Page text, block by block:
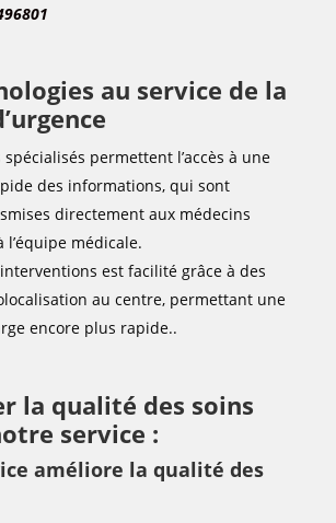
au service de la
spécialisés permettent l’accès à une
des informations, qui sont
directement aux médecins
médicale.
est facilité grâce à des
au centre, permettant une
encore plus rapide..
la qualité des soins
service :
améliore la qualité des